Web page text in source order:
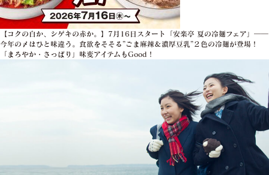
【コクの白か、シゲキの赤か。】7月16日スタート「安楽亭 夏の冷麺フェア」――
今年の〆はひと味違う。食欲をそそる”ごま麻辣＆濃厚豆乳”２色の冷麺が登場！
「まろやか・さっぱり」味変アイテムもGood！